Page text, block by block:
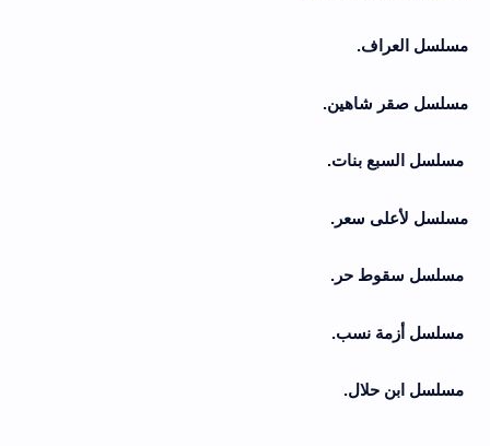
مسلسل العراف.
مسلسل صقر شاهين.
مسلسل السبع بنات.
مسلسل لأعلى سعر.
مسلسل سقوط حر.
مسلسل أزمة نسب.
مسلسل ابن حلال.